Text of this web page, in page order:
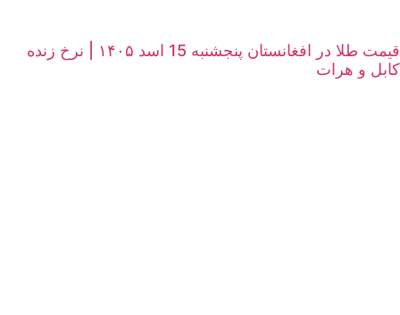
قیمت طلا در افغانستان پنجشنبه 15 اسد ۱۴۰۵ | نرخ زنده
کابل و هرات